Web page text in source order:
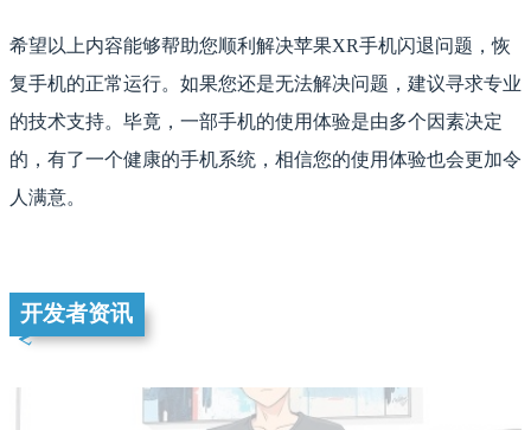
希望以上内容能够帮助您顺利解决苹果XR手机闪退问题，恢
复手机的正常运行。如果您还是无法解决问题，建议寻求专业
的技术支持。毕竟，一部手机的使用体验是由多个因素决定
的，有了一个健康的手机系统，相信您的使用体验也会更加令
人满意。
开发者资讯